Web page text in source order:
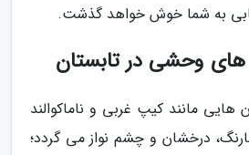
به شما خوش خواهد گذشت.
وحشی در تابستان
هایی مانند کیپ غربی و ناماکوالند
درخشان و چشم نواز می گردد؛